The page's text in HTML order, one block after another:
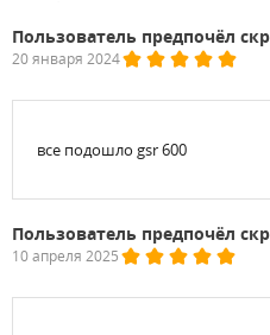
Пользователь предпочёл
20 января 2024
все подошло gsr 600
Пользователь предпочёл
10 апреля 2025